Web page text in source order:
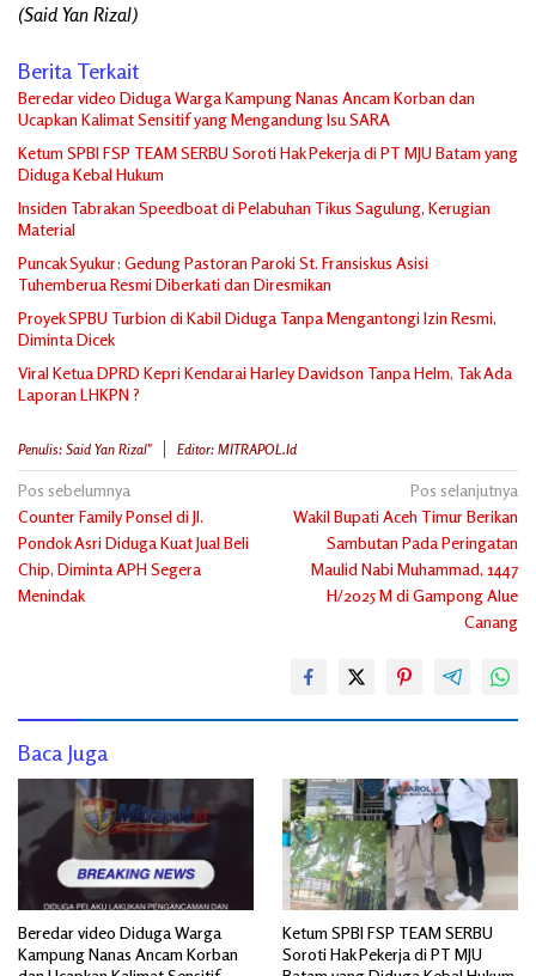
(Said Yan Rizal)
Berita Terkait
Beredar video Diduga Warga Kampung Nanas Ancam Korban dan
Ucapkan Kalimat Sensitif yang Mengandung Isu SARA
Ketum SPBI FSP TEAM SERBU Soroti Hak Pekerja di PT MJU Batam yang
Diduga Kebal Hukum
Insiden Tabrakan Speedboat di Pelabuhan Tikus Sagulung, Kerugian
Material
Puncak Syukur: Gedung Pastoran Paroki St. Fransiskus Asisi
Tuhemberua Resmi Diberkati dan Diresmikan
Proyek SPBU Turbion di Kabil Diduga Tanpa Mengantongi Izin Resmi,
Diminta Dicek
Viral Ketua DPRD Kepri Kendarai Harley Davidson Tanpa Helm, Tak Ada
Laporan LHKPN ?
Penulis: Said Yan Rizal" Editor: MITRAPOL.id
Navigasi
pos
Pos sebelumnya
Counter Family Ponsel di Jl.
Pondok Asri Diduga Kuat Jual Beli
Chip, Diminta APH Segera
Menindak
Pos selanjutnya
Wakil Bupati Aceh Timur Berikan
Sambutan Pada Peringatan
Maulid Nabi Muhammad, 1447
H/2025 M di Gampong Alue
Canang
Baca Juga
Beredar video Diduga Warga
Kampung Nanas Ancam Korban
Ketum SPBI FSP TEAM SERBU
Soroti Hak Pekerja di PT MJU